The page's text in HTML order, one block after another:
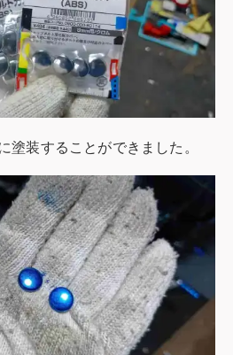
塗装することができました。